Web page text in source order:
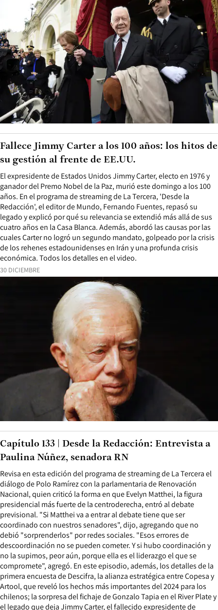
30 DICIEMBRE
El expresidente de Estados Unidos Jimmy Carter, electo en 1976 y
ganador del Premo Nobel de la Paz, murió este domingo a los 100
años. En el programa de streaming de La Tercera, 'Desde la
Redacción', el editor de Mundo, Fernando Fuentes, repasó su
legado y explicó por qué su relevancia se extendió más allá de sus
cuatro años en la Casa Blanca. Además, abordó las causas por las
cuales Carter no logró un segundo mandato, golpeado por la crisis
de los rehenes estadounidenses en Irán y una profunda crisis
económica. Todos los detalles en el video.
Fallece Jimmy Carter a los 100 años: los hitos de
su gestión al frente de EE.UU.
Revisa en esta edición del programa de streaming de La Tercera el
diálogo de Polo Ramírez con la parlamentaria de Renovación
Nacional, quien criticó la forma en que Evelyn Matthei, la figura
presidencial más fuerte de la centroderecha, entró al debate
previsional. "Si Matthei va a entrar al debate tiene que ser
coordinado con nuestros senadores", dijo, agregando que no
debió "sorprenderlos" por redes sociales. "Esos errores de
descoordinación no se pueden cometer. Y si hubo coordinación y
no la supimos, peor aún, porque ella es el liderazgo el que se
compromete", agregó. En este episodio, además, los detalles de la
primera encuesta de Descifra, la alianza estratégica entre Copesa y
Artool, que reveló los hechos más importantes del 2024 para los
chilenos; la sorpresa del fichaje de Gonzalo Tapia en el River Plate y
el legado que deja Jimmy Carter, el fallecido expresidente de
Capítulo 133 | Desde la Redacción: Entrevista a
Paulina Núñez, senadora RN